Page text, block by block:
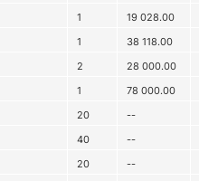
1 19 028.00
1 38 118.00
2 28 000.00
1 78 000.00
20 --
40 --
20 --